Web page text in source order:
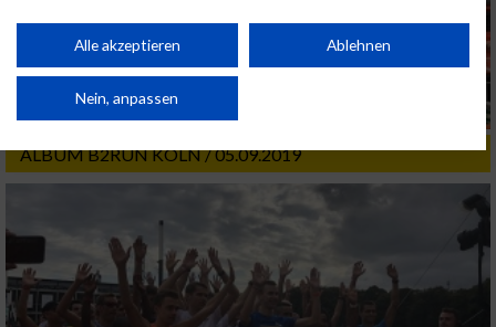
ALBUM B2RUN KÖLN / 05.09.2019
Performance von Inhalten. Analyse von Zielgruppen durch Statistiken oder
Kombinationen von Daten aus verschiedenen Quellen. Entwicklung und
von Inhalten.
Daten können außerhalb der Europäischen Union weitergegeben und in die
Website/App.
Wir nutzen Ihre Daten für folgende Zwecke:
IAB-Verarbeitungszwecke:
Speichern von oder Zugriff auf Informationen
auf einem Endgerät
Alle akzeptieren Ablehnen
Nein, anpassen